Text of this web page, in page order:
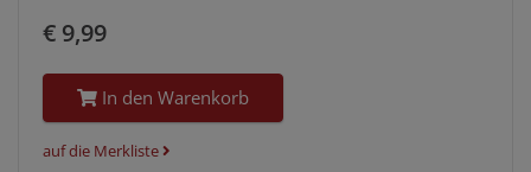
€ 9,99
In den Warenkorb
auf die Merkliste